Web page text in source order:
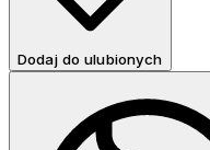
Dodaj do ulubionych